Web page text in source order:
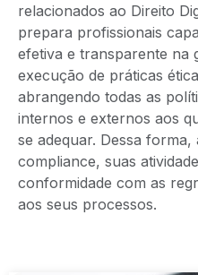
relacionados ao Direito
prepara profissionais
efetiva e transparente na
execução de práticas
abrangendo todas as
internos e externos aos
se adequar. Dessa forma,
compliance, suas
conformidade com as
aos seus processos.